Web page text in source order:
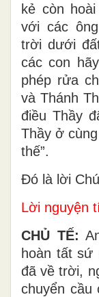
kẻ còn
với các
trời dưới
các con
phép rửa
và Thánh
điều Thầy
Thầy ở
thế”.
Ðó là lời
Lời nguyện
CHỦ TẾ:
hoàn tất sứ
đã về trời,
chuyển cầu